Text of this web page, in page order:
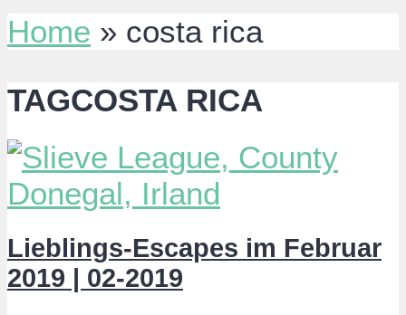
Home » costa rica
TAGCOSTA RICA
Lieblings-Escapes im Februar
2019 | 02-2019